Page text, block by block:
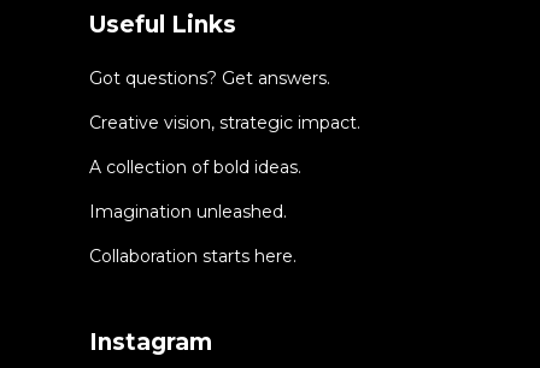
Useful Links
Got questions? Get answers.
Creative vision, strategic impact.
A collection of bold ideas.
Imagination unleashed.
Collaboration starts here.
Instagram